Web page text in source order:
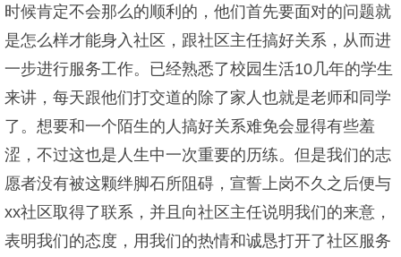
时候肯定不会那么的顺利的，他们首先要面对的问题就
是怎么样才能身入社区，跟社区主任搞好关系，从而进
一步进行服务工作。已经熟悉了校园生活10几年的学生
来讲，每天跟他们打交道的除了家人也就是老师和同学
了。想要和一个陌生的人搞好关系难免会显得有些羞
涩，不过这也是人生中一次重要的历练。但是我们的志
愿者没有被这颗绊脚石所阻碍，宣誓上岗不久之后便与
xx社区取得了联系，并且向社区主任说明我们的来意，
表明我们的态度，用我们的热情和诚恳打开了社区服务